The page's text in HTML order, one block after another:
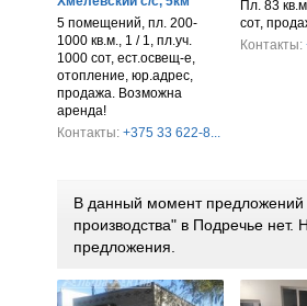
5 помещений, пл. 200-
1000 кв.м., 1 / 1, пл.уч.
1000 сот, ест.освещ-е,
отопление, юр.адрес,
продажа. Возможна
аренда!
Контакты: +375 33 622-8...
Пл. 83
сот,
Контакты:
В данный момент
производства" в Подречье
предложения.